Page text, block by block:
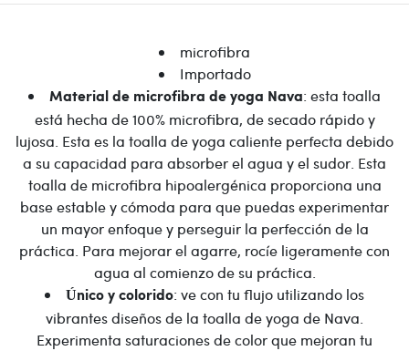
microfibra
Importado
Material de microfibra de yoga Nava: esta toalla
está hecha de 100% microfibra, de secado rápido y
lujosa. Esta es la toalla de yoga caliente perfecta debido
a su capacidad para absorber el agua y el sudor. Esta
toalla de microfibra hipoalergénica proporciona una
base estable y cómoda para que puedas experimentar
un mayor enfoque y perseguir la perfección de la
práctica. Para mejorar el agarre, rocíe ligeramente con
agua al comienzo de su práctica.
Único y colorido: ve con tu flujo utilizando los
vibrantes diseños de la toalla de yoga de Nava.
Experimenta saturaciones de color que mejoran tu